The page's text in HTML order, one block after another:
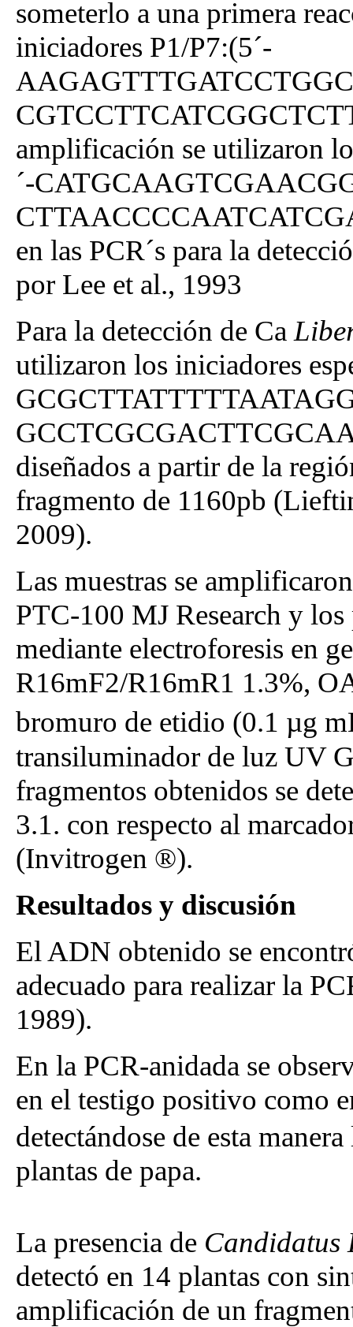
someterlo a una primera
iniciadores P1/P7:(5´-
amplificación se utilizaron
´-
en las PCR´s para la
por Lee et al., 1993
Para la detección de Ca
utilizaron los iniciadores
diseñados a partir de la
fragmento de 1160pb
2009).
Las muestras se
PTC-100 MJ Research y
mediante electroforesis en
R16mF2/R16mR1 1.3%,
bromuro de etidio (0.1 µg
transiluminador de luz UV
fragmentos obtenidos se
3.1. con respecto al
(Invitrogen ®).
Resultados y discusión
El ADN obtenido se
adecuado para realizar la
1989).
En la PCR-anidada se
en el testigo positivo como
detectándose de esta
plantas de papa.
La presencia de Candidatus
detectó en 14 plantas con
amplificación de un